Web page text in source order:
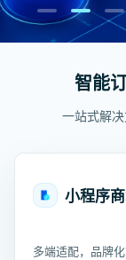
智能
一站式解
小程序
多端适配，品牌